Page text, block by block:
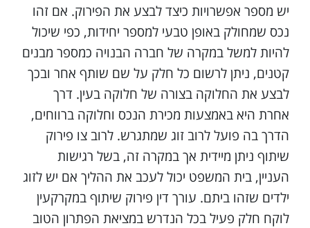
יש מספר אפשרויות כיצד לבצע את הפירוק. אם זהו
נכס שמחולק באופן טבעי למספר יחידות, כפי שיכול
להיות למשל במקרה של חברה הבנויה כמספר מבנים
קטנים, ניתן לרשום כל חלק על שם שותף אחר ובכך
לבצע את החלוקה בצורה של חלוקה בעין. דרך
אחרת היא באמצעות מכירת הנכס וחלוקה ברווחים,
הדרך בה פועל לרוב זוג שמתגרש. לרוב צו פירוק
שיתוף ניתן מיידית אך במקרה זה, בשל רגישות
העניין, בית המשפט יכול לעכב את ההליך אם יש לזוג
ילדים שזהו ביתם. עורך דין פירוק שיתוף במקרקעין
לוקח חלק פעיל בכל הנדרש במציאת הפתרון הטוב